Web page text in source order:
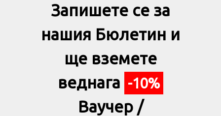
Запишете се за
нашия Бюлетин и
ще вземете
веднага -10%
Ваучер /